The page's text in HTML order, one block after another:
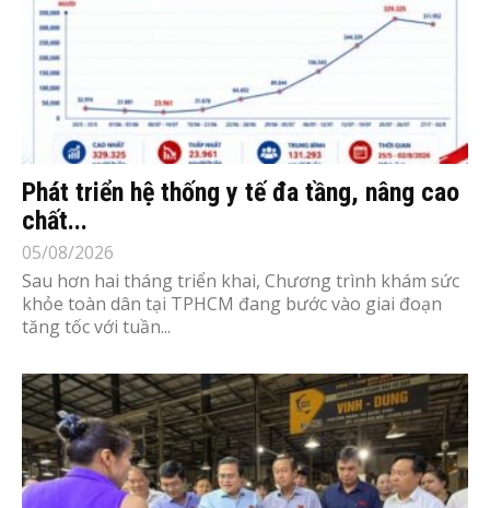
Phát triển hệ thống y tế đa tầng, nâng cao
chất...
05/08/2026
Sau hơn hai tháng triển khai, Chương trình khám sức
khỏe toàn dân tại TPHCM đang bước vào giai đoạn
tăng tốc với tuần...